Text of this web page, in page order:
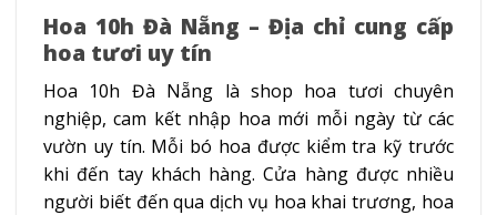
Hoa 10h Đà Nẵng – Địa chỉ cung cấp
hoa tươi uy tín
Hoa 10h Đà Nẵng là shop hoa tươi chuyên
nghiệp, cam kết nhập hoa mới mỗi ngày từ các
vườn uy tín. Mỗi bó hoa được kiểm tra kỹ trước
khi đến tay khách hàng. Cửa hàng được nhiều
người biết đến qua dịch vụ hoa khai trương, hoa